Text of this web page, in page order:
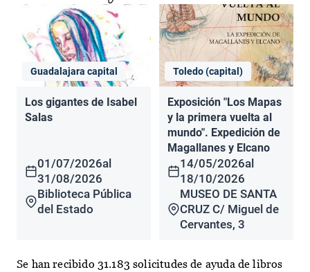
Guadalajara capital
Los gigantes de Isabel
Salas
01/07/2026al
31/08/2026
Biblioteca Pública
del Estado
Toledo (capital)
Exposición "Los Mapas
y la primera vuelta al
mundo". Expedición de
Magallanes y Elcano
14/05/2026al
18/10/2026
MUSEO DE SANTA
CRUZ C/ Miguel de
Cervantes, 3
Se han recibido 31.183 solicitudes de ayuda de libros